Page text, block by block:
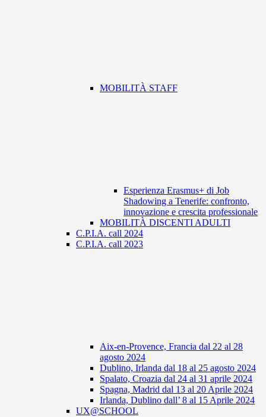
MOBILITÀ STAFF
Esperienza Erasmus+ di Job
Shadowing a Tenerife: confronto,
innovazione e crescita professionale
MOBILITÀ DISCENTI ADULTI
C.P.I.A. call 2024
C.P.I.A. call 2023
Aix-en-Provence, Francia dal 22 al 28
agosto 2024
Dublino, Irlanda dal 18 al 25 agosto 2024
Spalato, Croazia dal 24 al 31 aprile 2024
Spagna, Madrid dal 13 al 20 Aprile 2024
Irlanda, Dublino dall’ 8 al 15 Aprile 2024
UX@SCHOOL